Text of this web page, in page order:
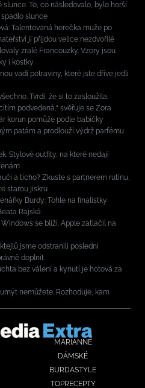
To, co následovalo, bylo horší
spadlo slunce
Talentovaná herečka muže po
jí přijdou velice nezdvořilé
zralé Francouzky. Vzory jsou
i kostky
vadí potraviny, které jste dříve jedli
Tvrdí, že si to zasloužila,
podvedená,“ svěřuje se Zora
korun pomůže podle babičky
patám a prodlouží výdrž parfému
Stylové outfity, na které nedají
a ticho? Zkuste s partnerem rutinu,
starou jiskru
Burdy: Tohle na finalistky
Rajská
se blíží. Apple zatlačil na
jsme odstranili poslední
doplnit
bez válení a kynutí je hotová za
nemůžete. Rozhoduje, kam
MARIANNE
DÁMSKÉ
BURDASTYLE
TOPRECEPTY